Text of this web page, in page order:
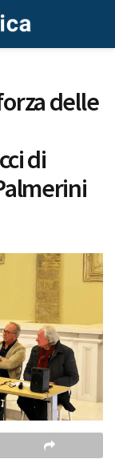
delle
di